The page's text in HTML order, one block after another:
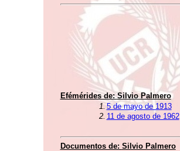
Efémérides de:Silvio Palmero
1. 5 de mayo de 1913
2. 11 de agosto de 1962
Documentos de: Silvio Palmero